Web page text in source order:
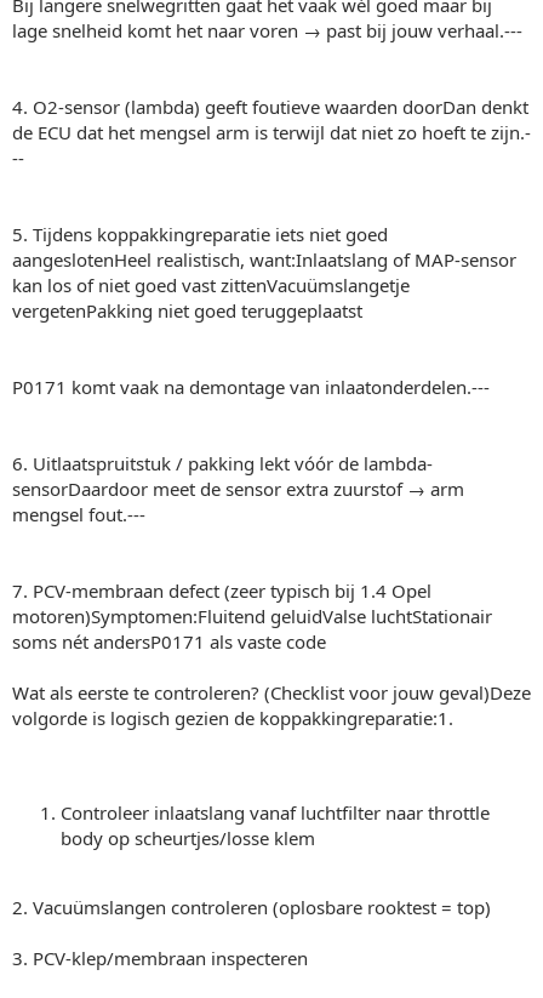
lage snelheid komt het naar voren → past bij jouw verhaal.---
4. O2-sensor (lambda) geeft foutieve waarden doorDan denkt
de ECU dat het mengsel arm is terwijl dat niet zo hoeft te zijn.-
--
5. Tijdens koppakkingreparatie iets niet goed
aangeslotenHeel realistisch, want:Inlaatslang of MAP-sensor
kan los of niet goed vast zittenVacuümslangetje
vergetenPakking niet goed teruggeplaatst
P0171 komt vaak na demontage van inlaatonderdelen.---
6. Uitlaatspruitstuk / pakking lekt vóór de lambda-
sensorDaardoor meet de sensor extra zuurstof → arm
mengsel fout.---
7. PCV-membraan defect (zeer typisch bij 1.4 Opel
motoren)Symptomen:Fluitend geluidValse luchtStationair
soms nét andersP0171 als vaste code
Wat als eerste te controleren? (Checklist voor jouw geval)Deze
volgorde is logisch gezien de koppakkingreparatie:1.
Controleer inlaatslang vanaf luchtfilter naar throttle
body op scheurtjes/losse klem
2. Vacuümslangen controleren (oplosbare rooktest = top)
3. PCV-klep/membraan inspecteren